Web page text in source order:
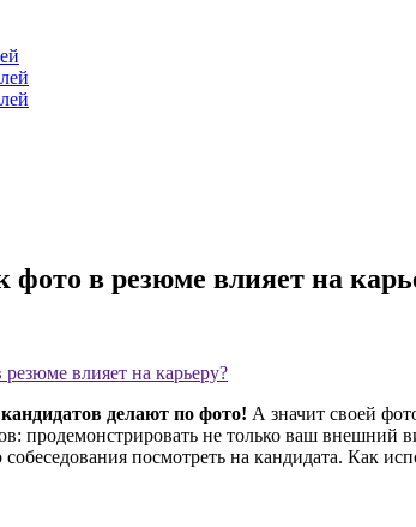
в резюме влияет на
влияет на карьеру?
делают по фото! А значит своей
продемонстрировать не только ваш внешний
посмотреть на кандидата. Как